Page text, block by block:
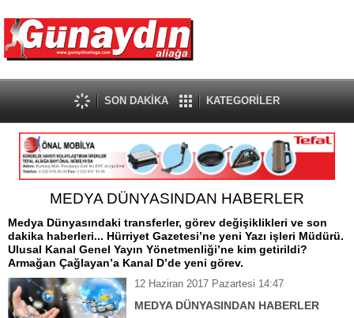
SON DAKİKA KATEGORİLER
MEDYA DÜNYASINDAN HABERLER
Medya Dünyasındaki transferler, görev değişiklikleri ve son
dakika haberleri... Hürriyet Gazetesi’ne yeni Yazı işleri Müdürü.
Ulusal Kanal Genel Yayın Yönetmenliği’ne kim getirildi?
Armağan Çağlayan’a Kanal D’de yeni görev.
12 Haziran 2017 Pazartesi 14:47
MEDYA DÜNYASINDAN HABERLER